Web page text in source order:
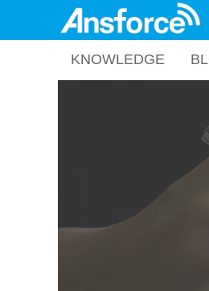
KNOWLEDGE